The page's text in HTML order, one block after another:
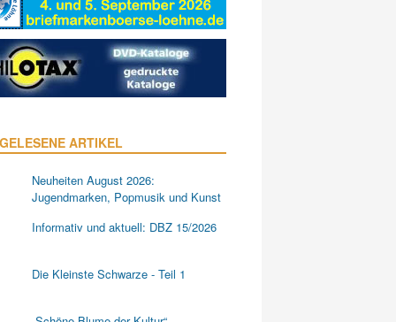
ARTIKEL
Neuheiten August 2026:
Jugendmarken, Popmusik und Kunst
Informativ und aktuell: DBZ 15/2026
Die Kleinste Schwarze - Teil 1